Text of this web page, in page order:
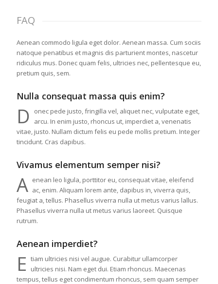
FAQ
Aenean commodo ligula eget dolor. Aenean massa. Cum sociis
natoque penatibus et magnis dis parturient montes, nascetur
ridiculus mus. Donec quam felis, ultricies nec, pellentesque eu,
pretium quis, sem.
Nulla consequat massa quis enim?
D
onec pede justo, fringilla vel, aliquet nec, vulputate eget,
arcu. In enim justo, rhoncus ut, imperdiet a, venenatis
vitae, justo. Nullam dictum felis eu pede mollis pretium. Integer
tincidunt. Cras dapibus.
Vivamus elementum semper nisi?
A enean leo ligula, porttitor eu, consequat vitae, eleifend
ac, enim. Aliquam lorem ante, dapibus in, viverra quis,
feugiat a, tellus. Phasellus viverra nulla ut metus varius lallus.
Phasellus viverra nulla ut metus varius laoreet. Quisque
rutrum.
Aenean imperdiet?
E tiam ultricies nisi vel augue. Curabitur ullamcorper
ultricies nisi. Nam eget dui. Etiam rhoncus. Maecenas
tempus, tellus eget condimentum rhoncus, sem quam semper